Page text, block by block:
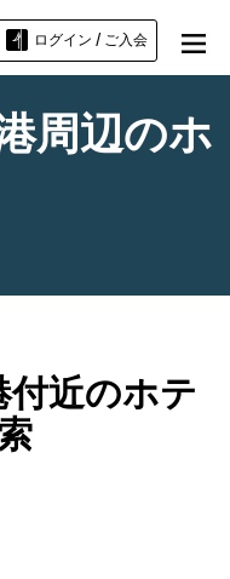
ログイン / ご入会
周辺のホ
付近のホテ